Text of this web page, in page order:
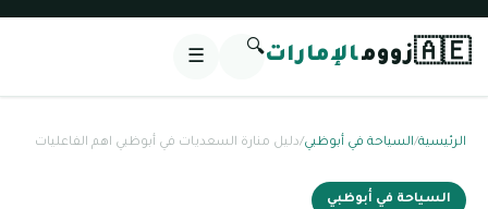
🇦🇪زوومالإمارات🔍
☰
الرئيسية/السياحة في أبوظبي/دليل منارة السعديات في أبوظبي اهم الفاعليات
السياحة في أبوظبي